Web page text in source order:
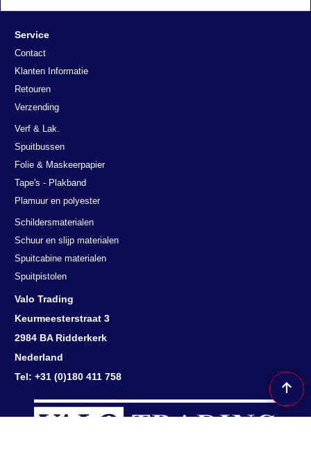
Service
Contact
Klanten Informatie
Retouren
Verzending
Verf & Lak.
Spuitbussen
Folie & Maskeerpapier
Tape's - Plakband
Plamuur en polyester
Schildersmaterialen
Schuur en slijp materialen
Spuitcabine materialen
Spuitpistolen
Valo Trading
Keurmeesterstraat 3
2984 BA Ridderkerk
Nederland
Tel: +31 (0)180 411 758